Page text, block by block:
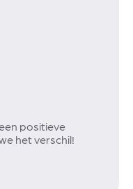
positieve
het verschil!